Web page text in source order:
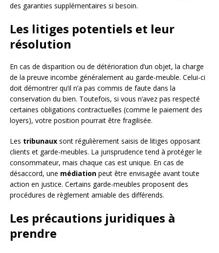
des garanties supplémentaires si besoin.
Les litiges potentiels et leur
résolution
En cas de disparition ou de détérioration d’un objet, la charge
de la preuve incombe généralement au garde-meuble. Celui-ci
doit démontrer qu’il n’a pas commis de faute dans la
conservation du bien. Toutefois, si vous n’avez pas respecté
certaines obligations contractuelles (comme le paiement des
loyers), votre position pourrait être fragilisée.
Les tribunaux sont régulièrement saisis de litiges opposant
clients et garde-meubles. La jurisprudence tend à protéger le
consommateur, mais chaque cas est unique. En cas de
désaccord, une médiation peut être envisagée avant toute
action en justice. Certains garde-meubles proposent des
procédures de règlement amiable des différends.
Les précautions juridiques à
prendre